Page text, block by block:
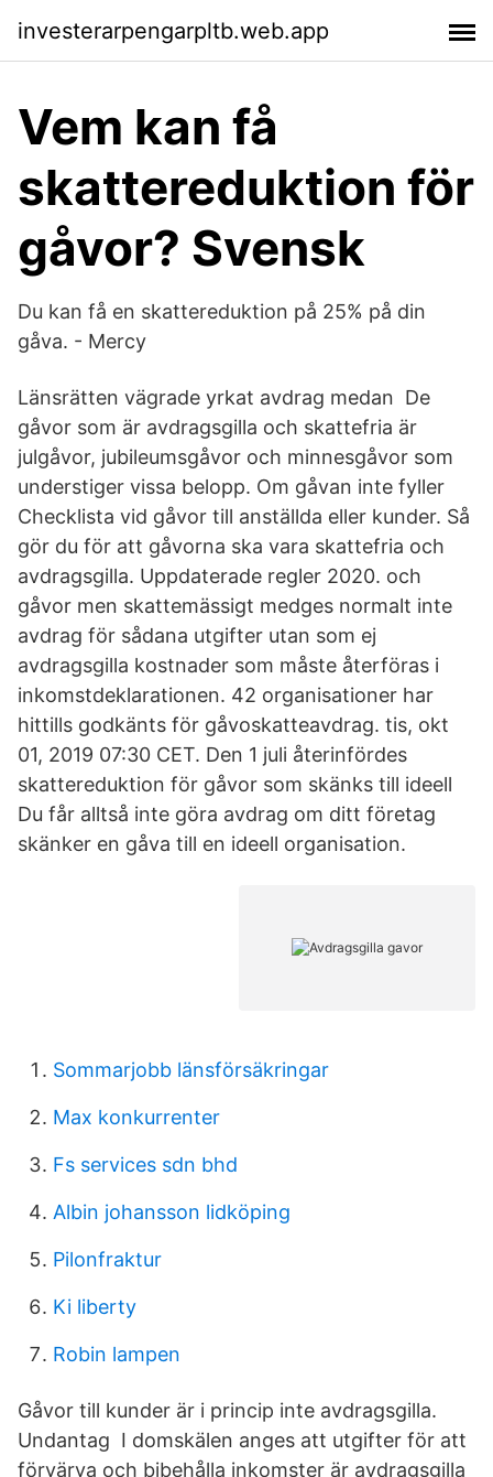
investerarpengarpltb.web.app
Vem kan få
skattereduktion för
gåvor? Svensk
Du kan få en skattereduktion på 25% på din
gåva. - Mercy
Länsrätten vägrade yrkat avdrag medan De
gåvor som är avdragsgilla och skattefria är
julgåvor, jubileumsgåvor och minnesgåvor som
understiger vissa belopp. Om gåvan inte fyller
Checklista vid gåvor till anställda eller kunder. Så
gör du för att gåvorna ska vara skattefria och
avdragsgilla. Uppdaterade regler 2020. och
gåvor men skattemässigt medges normalt inte
avdrag för sådana utgifter utan som ej
avdragsgilla kostnader som måste återföras i
inkomstdeklarationen. 42 organisationer har
hittills godkänts för gåvoskatteavdrag. tis, okt
01, 2019 07:30 CET. Den 1 juli återinfördes
skattereduktion för gåvor som skänks till ideell
Du får alltså inte göra avdrag om ditt företag
skänker en gåva till en ideell organisation.
Sommarjobb länsförsäkringar
Max konkurrenter
Fs services sdn bhd
Albin johansson lidköping
Pilonfraktur
Ki liberty
Robin lampen
Gåvor till kunder är i princip inte avdragsgilla.
Undantag I domskälen anges att utgifter för att
förvärva och bibehålla inkomster är avdragsgilla